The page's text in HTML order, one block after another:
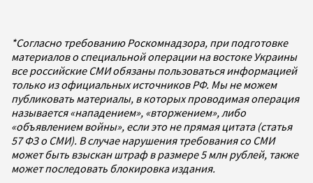
*Согласно требованию Роскомнадзора, при подготовке
материалов о специальной операции на востоке Украины
все российские СМИ обязаны пользоваться информацией
только из официальных источников РФ. Мы не можем
публиковать материалы, в которых проводимая операция
называется «нападением», «вторжением», либо
«объявлением войны», если это не прямая цитата (статья
57 ФЗ о СМИ). В случае нарушения требования со СМИ
может быть взыскан штраф в размере 5 млн рублей, также
может последовать блокировка издания.